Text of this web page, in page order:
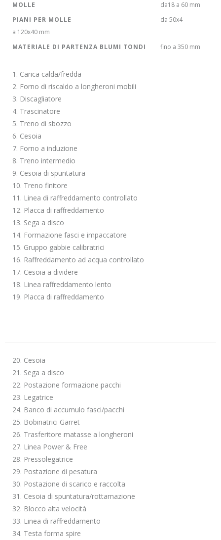
MOLLE
da18 a 60 mm
PIANI PER MOLLE
da 50x4
a 120x40 mm
MATERIALE DI PARTENZA BLUMI TONDI
fino a 350 mm
1. Carica calda/fredda
2. Forno di riscaldo a longheroni mobili
3. Discagliatore
4. Trascinatore
5. Treno di sbozzo
6. Cesoia
7. Forno a induzione
8. Treno intermedio
9. Cesoia di spuntatura
10. Treno finitore
11. Linea di raffreddamento controllato
12. Placca di raffreddamento
13. Sega a disco
14. Formazione fasci e impaccatore
15. Gruppo gabbie calibratrici
16. Raffreddamento ad acqua controllato
17. Cesoia a dividere
18. Linea raffreddamento lento
19. Placca di raffreddamento
20. Cesoia
21. Sega a disco
22. Postazione formazione pacchi
23. Legatrice
24. Banco di accumulo fasci/pacchi
25. Bobinatrici Garret
26. Trasferitore matasse a longheroni
27. Linea Power & Free
28. Pressolegatrice
29. Postazione di pesatura
30. Postazione di scarico e raccolta
31. Cesoia di spuntatura/rottamazione
32. Blocco alta velocità
33. Linea di raffreddamento
34. Testa forma spire